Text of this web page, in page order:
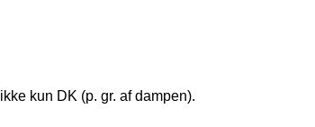
kun DK (p. gr. af dampen).